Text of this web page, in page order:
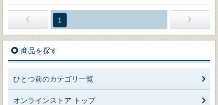
1
商品を探す
ひとつ前のカテゴリ一覧
オンラインストア トップ